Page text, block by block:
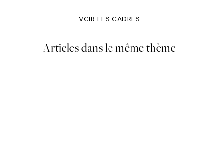
VOIR LES CADRES
Articles dans le même thème